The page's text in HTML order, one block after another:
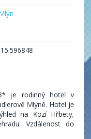
je rodinný hotel v
Mlýně. Hotel je
na Kozí Hřbety,
Vzdálenost do